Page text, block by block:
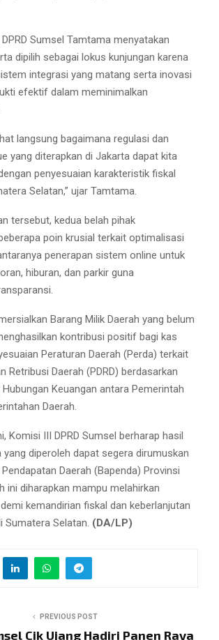
Sumsel Tamtama menyatakan
dipilih sebagai lokus kunjungan karena
integrasi yang matang serta inovasi
efektif dalam meminimalkan
langsung bagaimana regulasi dan
yang diterapkan di Jakarta dapat kita
penyesuaian karakteristik fiskal
Selatan,” ujar Tamtama.
tersebut, kedua belah pihak
poin krusial terkait optimalisasi
penerapan sistem online untuk
hiburan, dan parkir guna
Barang Milik Daerah yang belum
kontribusi positif bagi kas
Peraturan Daerah (Perda) terkait
Retribusi Daerah (PDRD) berdasarkan
Keuangan antara Pemerintah
Daerah.
Komisi III DPRD Sumsel berharap hasil
yang diperoleh dapat segera dirumuskan
Daerah (Bapenda) Provinsi
ini diharapkan mampu melahirkan
kemandirian fiskal dan keberlanjutan
Sumatera Selatan. (DA/LP)
PREVIOUS POST
Cik Ujang Hadiri Panen Raya